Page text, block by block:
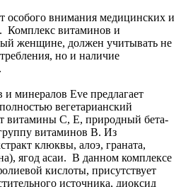
особого внимания медицинских и
Комплекс витаминов и
женщине, должен учитывать не
но и наличие
минералов Eve предлагает
вегетарианский
витамины С, Е, природный бета-
витаминов В. Из
клюквы, алоэ, граната,
ягод асаи. В данном комплексе
кислоты, присутствует
источника, диоксид